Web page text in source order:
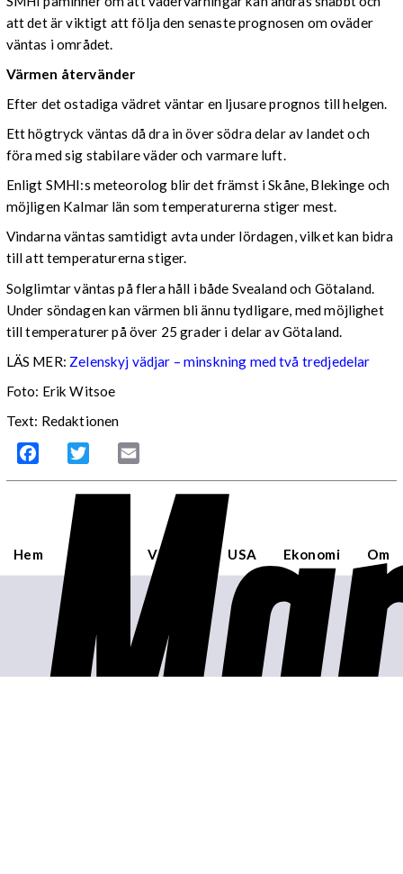
att det är viktigt att följa den senaste prognosen om oväder
väntas i området.
Värmen återvänder
Efter det ostadiga vädret väntar en ljusare prognos till helgen.
Ett högtryck väntas då dra in över södra delar av landet och
föra med sig stabilare väder och varmare luft.
Enligt SMHI:s meteorolog blir det främst i Skåne, Blekinge och
möjligen Kalmar län som temperaturerna stiger mest.
Vindarna väntas samtidigt avta under lördagen, vilket kan bidra
till att temperaturerna stiger.
Solglimtar väntas på flera håll i både Svealand och Götaland.
Under söndagen kan värmen bli ännu tydligare, med möjlighet
till temperaturer på över 25 grader i delar av Götaland.
LÄS MER: Zelenskyj vädjar – minskning med två tredjedelar
Foto: Erik Witsoe
Text: Redaktionen
Facebook Twitter
Hem Världen USA Ekonomi Om